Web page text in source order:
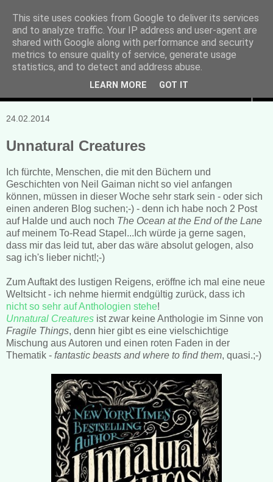
Manuela Sonntag
Bücher, Blogs & mehr
24.02.2014
Unnatural Creatures
Ich fürchte, Menschen, die mit den Büchern und
Geschichten von Neil Gaiman nicht so viel anfangen
können, müssen in dieser Woche sehr stark sein - oder sich
einen anderen Blog suchen;-) - denn ich habe noch 2 Post
auf Halde und auch noch The Ocean at the End of the Lane
auf meinem To-Read Stapel...Ich würde ja gerne sagen,
dass mir das leid tut, aber das wäre absolut gelogen, also
sag ich's lieber nicht!;-)
Zum Auftakt des lustigen Reigens, eröffne ich mal eine neue
Weltsicht - ich nehme hiermit endgültig zurück, dass ich
nicht so sehr auf Anthologien stehe!
Unnatural Creatures ist zwar keine Anthologie im Sinne von
Fragile Things, denn hier gibt es eine vielschichtige
Mischung aus Autoren und einen roten Faden in der
Thematik - fantastic beasts and where to find them, quasi.;-)
This site uses cookies from Google to deliver its services
and to analyze traffic. Your IP address and user-agent are
shared with Google along with performance and security
metrics to ensure quality of service, generate usage
statistics, and to detect and address abuse.
LEARN MORE GOT IT